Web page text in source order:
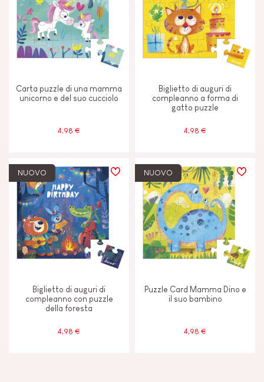
Carta puzzle di una mamma
unicorno e del suo cucciolo
4,98 €
Biglietto di auguri di
compleanno a forma di
gatto puzzle
4,98 €
NUOVO
Biglietto di auguri di
compleanno con puzzle
della foresta
4,98 €
NUOVO
Puzzle Card Mamma Dino e
il suo bambino
4,98 €